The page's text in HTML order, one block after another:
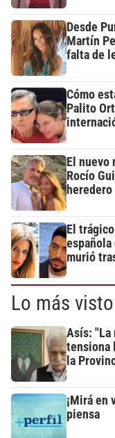
Desde
Martín
falta de
Cómo
Palito
El nuevo
Rocío
El
española
murió
Lo más
Asís: "La
tensiona
la
¡Mirá en
piensa